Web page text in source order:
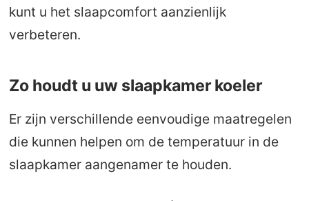
kunt u het slaapcomfort aanzienlijk
verbeteren.
Zo houdt u uw slaapkamer koeler
Er zijn verschillende eenvoudige maatregelen
die kunnen helpen om de temperatuur in de
slaapkamer aangenamer te houden.